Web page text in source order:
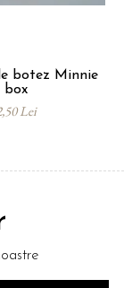
botez Minnie
box
Lei